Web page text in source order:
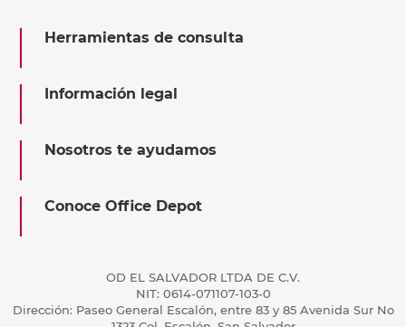
Herramientas de consulta
Información legal
Nosotros te ayudamos
Conoce Office Depot
OD EL SALVADOR LTDA DE C.V.
NIT: 0614-071107-103-0
Dirección: Paseo General Escalón, entre 83 y 85 Avenida Sur No